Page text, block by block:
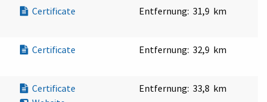
Certificate Entfernung: 31,9 km
Certificate Entfernung: 32,9 km
Certificate
Entfernung: 33,8 km